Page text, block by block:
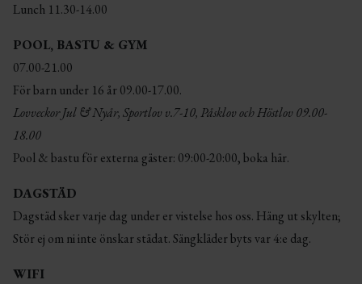
Lunch 11.30-14.00
POOL, BASTU & GYM
07.00-21.00
För barn under 16 år 09.00-17.00.
Lovveckor Jul & Nyår, Sportlov v.7-10, Påsklov och Höstlov 09.00-
18.00
Pool & bastu för externa gäster: 09:00-20:00,boka här.
DAGSTÄD
Dagstäd sker varje dag under er vistelse hos oss. Häng ut skylten;
Stör ej om ni inte önskar städat. Sängkläder byts var 4:e dag.
WIFI